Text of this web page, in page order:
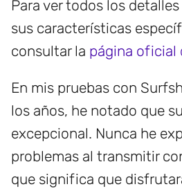
Para ver todos los
sus características
consultar la página oficial
En mis pruebas con
los años, he notado que
excepcional. Nunca he
problemas al transmitir
que significa que